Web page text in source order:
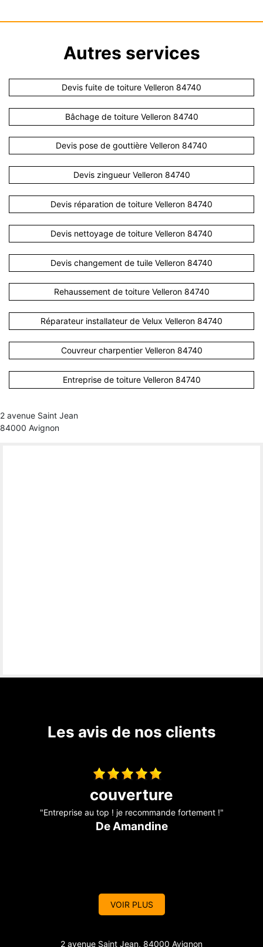
Autres services
Devis fuite de toiture Velleron 84740
Bâchage de toiture Velleron 84740
Devis pose de gouttière Velleron 84740
Devis zingueur Velleron 84740
Devis réparation de toiture Velleron 84740
Devis nettoyage de toiture Velleron 84740
Devis changement de tuile Velleron 84740
Rehaussement de toiture Velleron 84740
Réparateur installateur de Velux Velleron 84740
Couvreur charpentier Velleron 84740
Entreprise de toiture Velleron 84740
2 avenue Saint Jean
84000 Avignon
Les avis de nos clients
travaux de couverture
"Entreprise sérieuse et réactive, je recommande !!"
De Marine
VOIR PLUS
2 avenue Saint Jean, 84000 Avignon